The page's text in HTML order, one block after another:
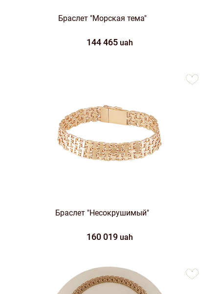
Браслет "Морская тема"
144 465 uah
Браслет "Несокрушимый"
160 019 uah
favorites
favorites